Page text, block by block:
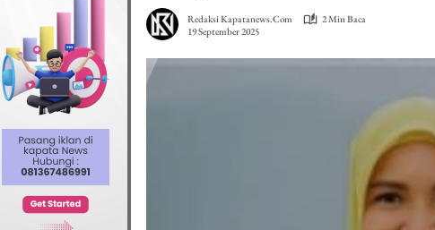
Redaksi Kapatanews.com
2 Min Baca
19 September 2025